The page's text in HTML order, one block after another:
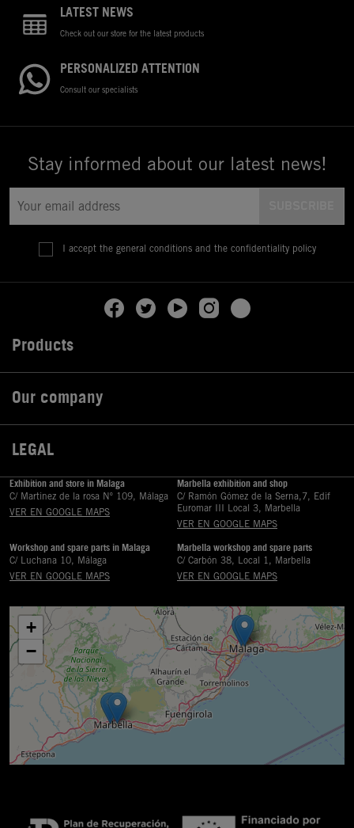
LATEST NEWS
Check out our store for the latest products
PERSONALIZED ATTENTION
Consult our specialists
Stay informed about our latest news!
I accept the general conditions and the confidentiality policy
Products
Our company
LEGAL
Exhibition and store in Malaga
C/ Martinez de la rosa Nº 109, Málaga
VER EN GOOGLE MAPS
Marbella exhibition and shop
C/ Ramón Gómez de la Serna,7, Edif
Euromar III Local 3, Marbella
VER EN GOOGLE MAPS
Workshop and spare parts in Malaga
C/ Luchana 10, Málaga
VER EN GOOGLE MAPS
Marbella workshop and spare parts
C/ Carbón 38, Local 1, Marbella
VER EN GOOGLE MAPS
+
−